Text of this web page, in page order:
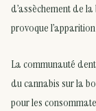
d’assèchement de
provoque
La communauté
du cannabis sur la
pour les